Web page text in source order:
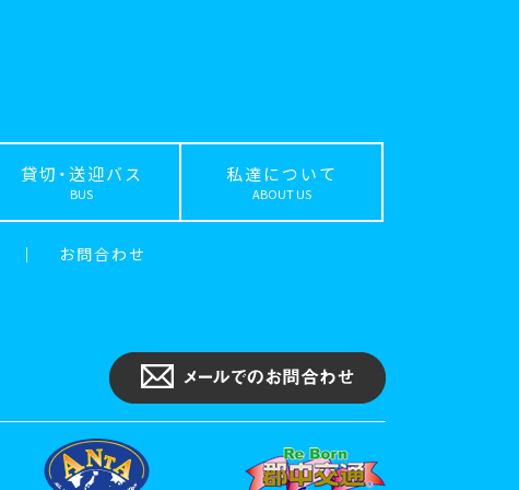
貸切・送迎バス
BUS
私達について
ABOUT US
｜ お問合わせ